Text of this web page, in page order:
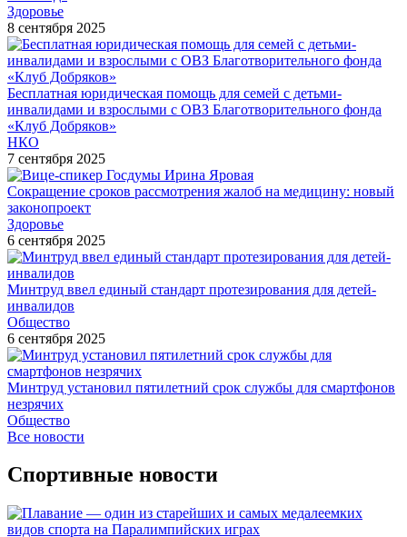
Здоровье
8 сентября 2025
Бесплатная юридическая помощь для семей с детьми-
инвалидами и взрослыми с ОВЗ Благотворительного фонда
«Клуб Добряков»
НКО
7 сентября 2025
Сокращение сроков рассмотрения жалоб на медицину: новый
законопроект
Здоровье
6 сентября 2025
Минтруд ввел единый стандарт протезирования для детей-
инвалидов
Общество
6 сентября 2025
Минтруд установил пятилетний срок службы для смартфонов
незрячих
Общество
Все новости
Спортивные новости